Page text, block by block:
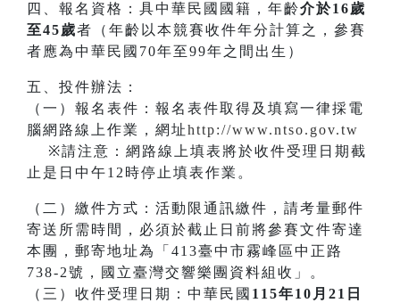
四、報名資格：具中華民國國籍，年齡介於16歲
至45歲者（年齡以本競賽收件年分計算之，參賽
者應為中華民國70年至99年之間出生）
五、投件辦法：
（一）報名表件：報名表件取得及填寫一律採電
腦網路線上作業，網址http://www.ntso.gov.tw
※請注意：網路線上填表將於收件受理日期截
止是日中午12時停止填表作業。
（二）繳件方式：活動限通訊繳件，請考量郵件
寄送所需時間，必須於截止日前將參賽文件寄達
本團，郵寄地址為「413臺中市霧峰區中正路
738-2號，國立臺灣交響樂團資料組收」。
（三）收件受理日期：中華民國 115年10月21日